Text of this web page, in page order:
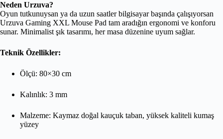
Neden Urzuva?
Oyun tutkunuysan ya da uzun saatler bilgisayar başında çalışıyorsan
Urzuva Gaming XXL Mouse Pad tam aradığın ergonomi ve konforu
sunar. Minimalist şık tasarımı, her masa düzenine uyum sağlar.
Teknik Özellikler:
Ölçü: 80×30 cm
Kalınlık: 3 mm
Malzeme: Kaymaz doğal kauçuk taban, yüksek kaliteli kumaş
yüzey